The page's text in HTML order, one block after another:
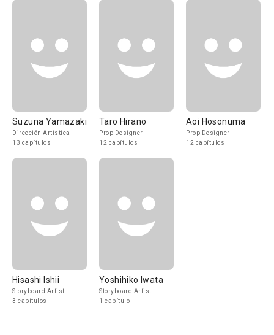
Suzuna Yamazaki
Dirección Artística
13 capítulos
Taro Hirano
Prop Designer
12 capítulos
Aoi Hosonuma
Prop Designer
12 capítulos
Hisashi Ishii
Storyboard Artist
3 capítulos
Yoshihiko Iwata
Storyboard Artist
1 capítulo